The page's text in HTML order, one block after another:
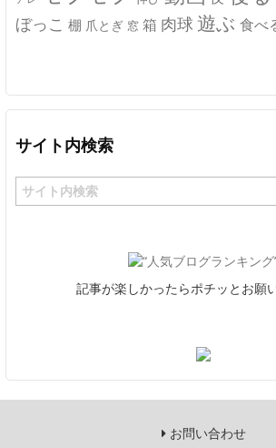
ぼっこ 棚 爪とぎ 窓 箱 肉球 遊ぶ 食べ
サイト内検索
記事が楽しかったらポチッとお願
お問い合わせ